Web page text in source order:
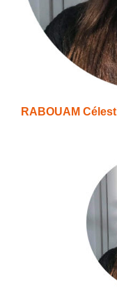
RABOUAM